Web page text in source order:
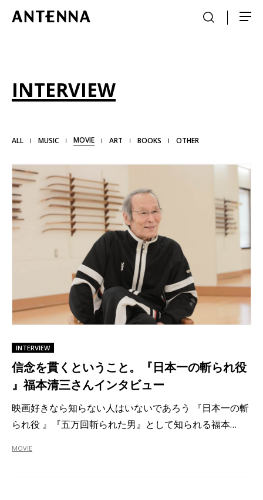
INTERVIEW
ALL MUSIC MOVIE ART BOOKS OTHER
INTERVIEW
信念を貫くということ。『日本一の斬られ役
』福本清三さんインタビュー
映画好きなら知らない人はいないであろう 『日本一の斬
られ役 』『五万回斬られた男』として知られる福本…
MOVIE